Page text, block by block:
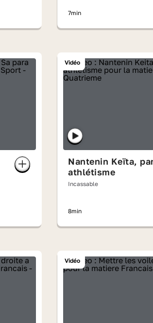
7min
Vidéo
Nantenin Keïta,
athlétisme
Incassable
8min
Vidéo